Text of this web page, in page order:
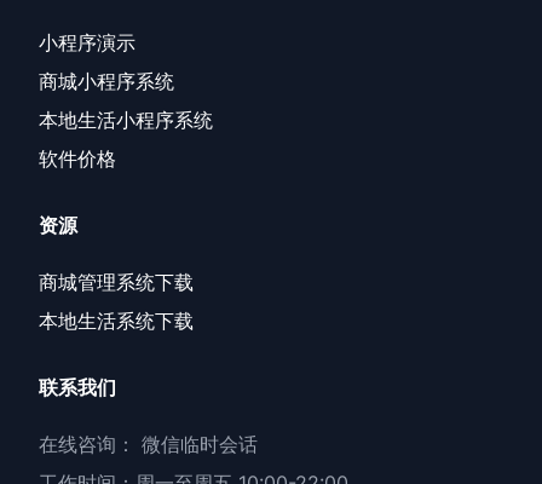
小程序演示
商城小程序系统
本地生活小程序系统
软件价格
资源
商城管理系统下载
本地生活系统下载
联系我们
在线咨询： 微信临时会话